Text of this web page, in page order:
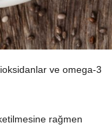
ve omega-3
rağmen